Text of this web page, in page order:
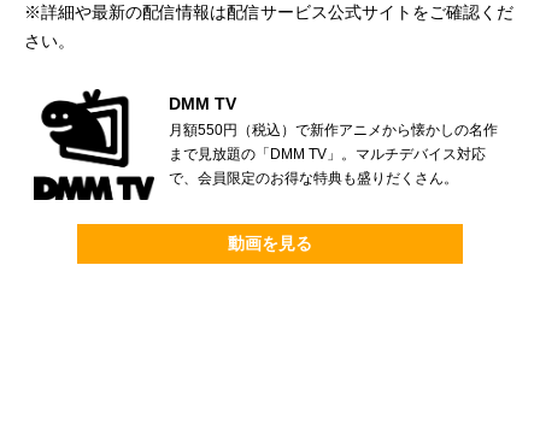
※詳細や最新の配信情報は配信サービス公式サイトをご確認くだ
さい。
DMM TV
月額550円（税込）で新作アニメから懐かしの名作
まで見放題の「DMM TV」。マルチデバイス対応
で、会員限定のお得な特典も盛りだくさん。
動画を見る